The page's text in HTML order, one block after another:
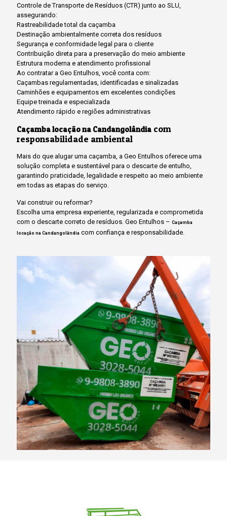
Controle de Transporte de Resíduos (CTR) junto ao SLU,
assegurando:
Rastreabilidade total da caçamba
Destinação ambientalmente correta dos resíduos
Segurança e conformidade legal para o cliente
Contribuição direta para a preservação do meio ambiente
Estrutura moderna e atendimento profissional
Ao contratar a Geo Entulhos, você conta com:
Caçambas regulamentadas, identificadas e sinalizadas
Caminhões e equipamentos em excelentes condições
Equipe treinada e especializada
Atendimento rápido e regiões administrativas
Caçamba locação na Candangolândia com
responsabilidade ambiental
Mais do que alugar uma caçamba, a Geo Entulhos oferece uma
solução completa e sustentável para o descarte de entulho,
garantindo praticidade, legalidade e respeito ao meio ambiente
em todas as etapas do serviço.
Vai construir ou reformar?
Escolha uma empresa experiente, regularizada e comprometida
com o descarte correto de resíduos. Geo Entulhos – Caçamba
locação na Candangolândia com confiança e responsabilidade.